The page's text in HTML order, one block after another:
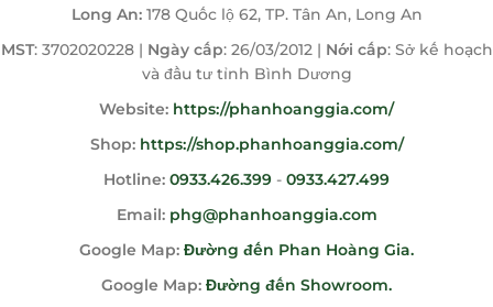
Long An:178 Quốc lộ 62, TP. Tân An, Long An
MST: 3702020228 | Ngày cấp: 26/03/2012 | Nới cấp: Sở kế hoạch
và đầu tư tỉnh Bình Dương
Website: https://phanhoanggia.com/
Shop: https://shop.phanhoanggia.com/
Hotline: 0933.426.399 - 0933.427.499
Email: phg@phanhoanggia.com
Google Map: Đường đến Phan Hoàng Gia.
Google Map: Đường đến Showroom.